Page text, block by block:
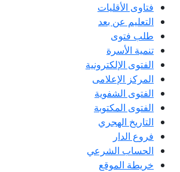
فتاوى الأقليات
التعليم عن بعد
طلب فتوى
تنمية الأسرة
الفتوى الإلكترونية
المركز الإعلامى
الفتوى الشفوية
الفتوى المكتوبة
التاريخ الهجري
فروع الدار
الحساب الشرعي
خريطة الموقع